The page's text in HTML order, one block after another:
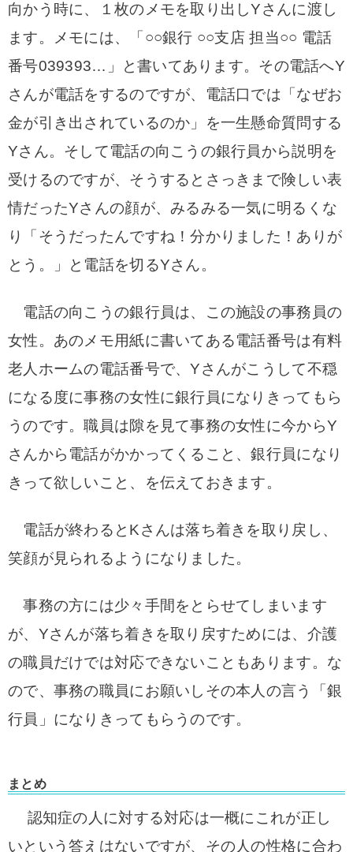
向かう時に、１枚のメモを取り出しYさんに渡し
ます。
メモには、「○○銀行 ○○支店 担当○○ 電話
番号039393…」と書いてあります。 その電話へY
さんが電話をするのですが、電話口では「なぜお
金が引き出されているのか」を一生懸命質問する
Yさん。そして電話の向こうの銀行員から説明を
受けるのですが、そうするとさっきまで険しい表
情だったYさんの顔が、みるみる一気に明るくな
り「そうだったんですね！分かりました！ありが
とう。」と電話を切るYさん。
電話の向こうの銀行員は、この施設の事務員の
女性。あのメモ用紙に書いてある電話番号は有料
老人ホームの電話番号で、Yさんがこうして不穏
になる度に事務の女性に銀行員になりきってもら
うのです。職員は隙を見て事務の女性に今からY
さんから電話がかかってくること、銀行員になり
きって欲しいこと、を伝えておきます。
電話が終わるとKさんは落ち着きを取り戻し、
笑顔が見られるようになりました。
事務の方には少々手間をとらせてしまいます
が、Yさんが落ち着きを取り戻すためには、介護
の職員だけでは対応できないこともあります。な
ので、事務の職員にお願いしその本人の言う「銀
行員」になりきってもらうのです。
まとめ
認知症の人に対する対応は一概にこれが正し
いという答えはないですが、その人の性格に合わ